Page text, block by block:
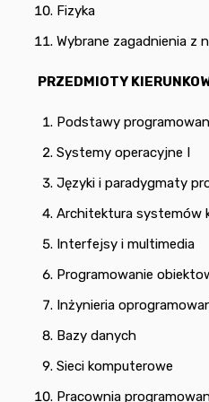
Fizyka
Wybrane zagadnienia z
PRZEDMIOTY
Podstawy
Systemy operacyjne I
Języki i paradygmaty
Architektura systemów
Interfejsy i multimedia
Programowanie
Inżynieria
Bazy danych
Sieci komputerowe
Pracownia